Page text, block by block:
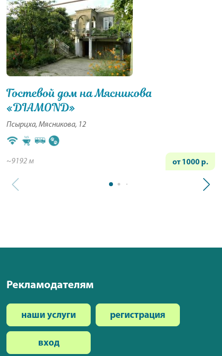
Гостевой дом на Мясникова
«DIAMOND»
Псырцха, Мясникова, 12
~9192 м от 1000 р.
Рекламодателям
наши услуги регистрация
вход